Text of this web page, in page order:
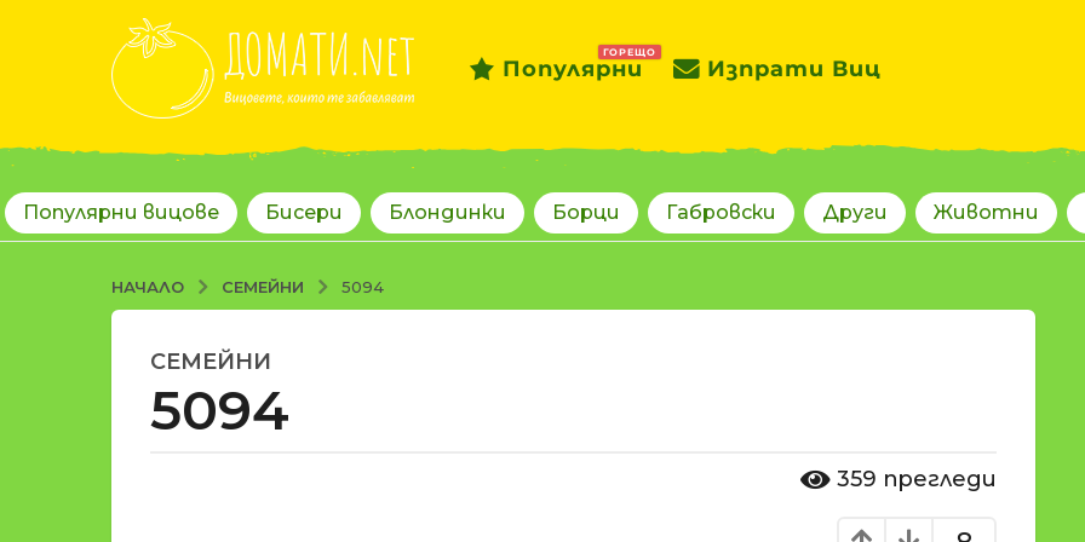
Популярни
ГОРЕЩО
Изпрати Виц
Популярни вицове Бисери Блондинки Борци Габровски Други Животни
НАЧАЛО СЕМЕЙНИ 5094
1
8
г
СЕМЕЙНИ
5094
359 прегледи